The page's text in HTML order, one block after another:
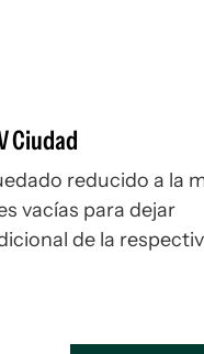
Ciudad
reducido a la
vacías para dejar
de la